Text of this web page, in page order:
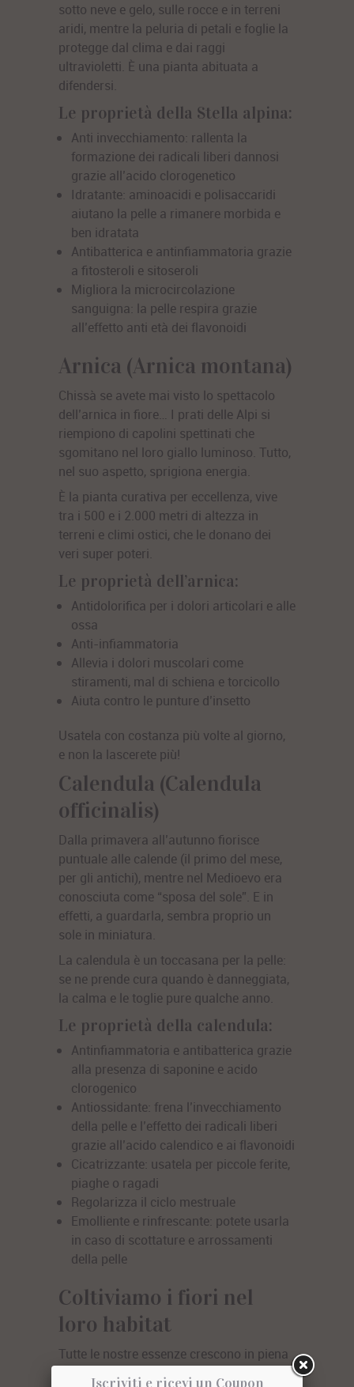
sotto neve e gelo, sulle rocce e in terreni
aridi, mentre la peluria di petali e foglie la
protegge dal clima e dai raggi
ultravioletti. È una pianta abituata a
difendersi.
Le proprietà della Stella alpina:
Anti invecchiamento: rallenta la
formazione dei radicali liberi dannosi
grazie all’acido clorogenetico
Idratante: aminoacidi e polisaccaridi
aiutano la pelle a rimanere morbida e
ben idratata
Antibatterica e antinfiammatoria grazie
a fitosteroli e sitoseroli
Migliora la microcircolazione
sanguigna: la pelle respira grazie
all’effetto anti età dei flavonoidi
Arnica (Arnica montana)
Chissà se avete mai visto lo spettacolo
dell’arnica in fiore… I prati delle Alpi si
riempiono di capolini spettinati che
sgomitano nel loro giallo luminoso. Tutto,
nel suo aspetto, sprigiona energia.
È la pianta curativa per eccellenza, vive
tra i 500 e i 2.000 metri di altezza in
terreni e climi ostici, che le donano dei
veri super poteri.
Le proprietà dell’arnica:
Antidolorifica per i dolori articolari e alle
ossa
Anti-infiammatoria
Allevia i dolori muscolari come
stiramenti, mal di schiena e torcicollo
Aiuta contro le punture d’insetto
Usatela con costanza più volte al giorno,
e non la lascerete più!
Calendula (Calendula
officinalis)
Dalla primavera all’autunno fiorisce
puntuale alle calende (il primo del mese,
per gli antichi), mentre nel Medioevo era
conosciuta come “sposa del sole”. E in
effetti, a guardarla, sembra proprio un
sole in miniatura.
La calendula è un toccasana per la pelle:
se ne prende cura quando è danneggiata,
la calma e le toglie pure qualche anno.
Le proprietà della calendula:
Antinfiammatoria e antibatterica grazie
alla presenza di saponine e acido
clorogenico
Antiossidante: frena l’invecchiamento
della pelle e l’effetto dei radicali liberi
grazie all’acido calendico e ai flavonoidi
Cicatrizzante: usatela per piccole ferite,
piaghe o ragadi
Regolarizza il ciclo mestruale
Emolliente e rinfrescante: potete usarla
in caso di scottature e arrossamenti
della pelle
Coltiviamo i fiori nel
loro habitat
Tutte le nostre essenze crescono in piena
terra e in quota, perché sono il terreno di
Iscriviti e ricevi un Coupon